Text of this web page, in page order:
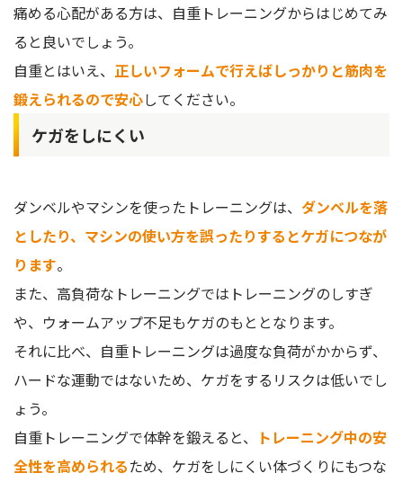
痛める心配がある方は、自重トレーニングからはじめてみ
ると良いでしょう。
自重とはいえ、 正しいフォームで行えばしっかりと筋肉を
鍛えられるので安心してください。
ケガをしにくい
ダンベルやマシンを使ったトレーニングは、 ダンベルを落
としたり、マシンの使い方を誤ったりするとケガにつなが
ります。
また、高負荷なトレーニングではトレーニングのしすぎ
や、ウォームアップ不足もケガのもととなります。
それに比べ、自重トレーニングは過度な負荷がかからず、
ハードな運動ではないため、ケガをするリスクは低いでし
ょう。
自重トレーニングで体幹を鍛えると、 トレーニング中の安
全性を高められるため、ケガをしにくい体づくりにもつな